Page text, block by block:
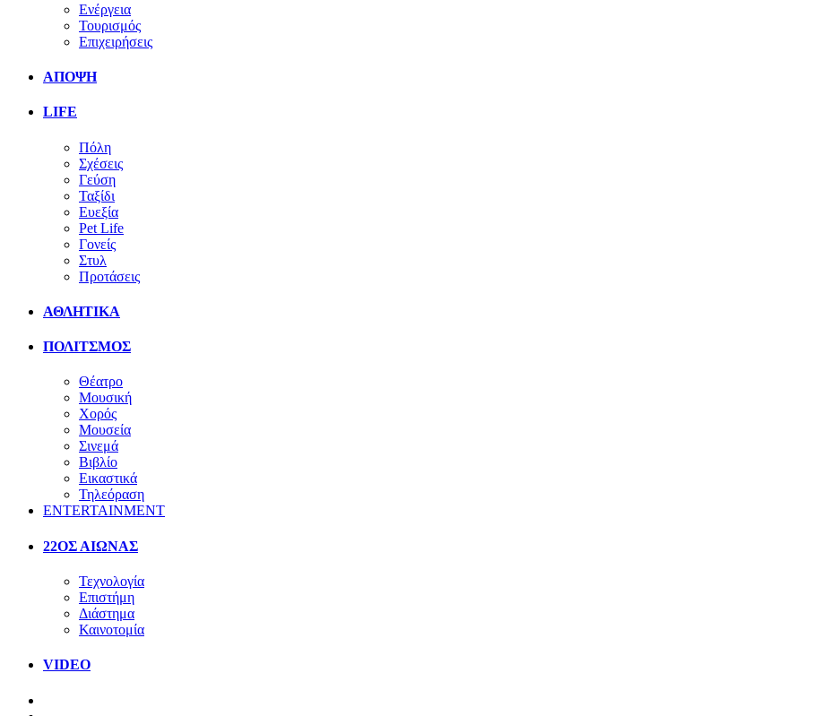
Ενέργεια
Τουρισμός
Επιχειρήσεις
ΑΠΟΨΗ
LIFE
Πόλη
Σχέσεις
Γεύση
Ταξίδι
Ευεξία
Pet Life
Γονείς
Στυλ
Προτάσεις
ΑΘΛΗΤΙΚΑ
ΠΟΛΙΤΣΜΟΣ
Θέατρο
Μουσική
Χορός
Μουσεία
Σινεμά
Βιβλίο
Εικαστικά
Τηλεόραση
ENTERTAINMENT
22ΟΣ ΑΙΩΝΑΣ
Τεχνολογία
Επιστήμη
Διάστημα
Καινοτομία
VIDEO